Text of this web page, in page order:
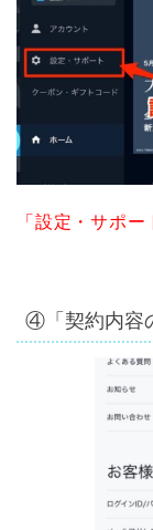
「設定・サポ
④「契約内容